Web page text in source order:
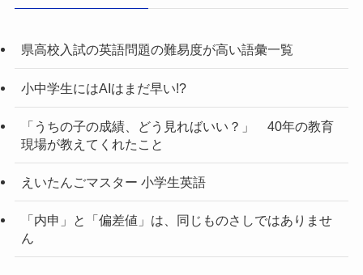
県高校入試の英語問題の難易度が高い語彙一覧
小中学生にはAIはまだ早い!?
「うちの子の成績、どう見ればいい？」 40年の教育
現場が教えてくれたこと
えいたんごマスター 小学生英語
「内申」と「偏差値」は、同じものさしではありませ
ん